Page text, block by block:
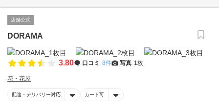
店舗公式
DORAMA
3.80 口コミ 8件 写真 1枚
花・花屋
配達・デリバリー対応 カード可